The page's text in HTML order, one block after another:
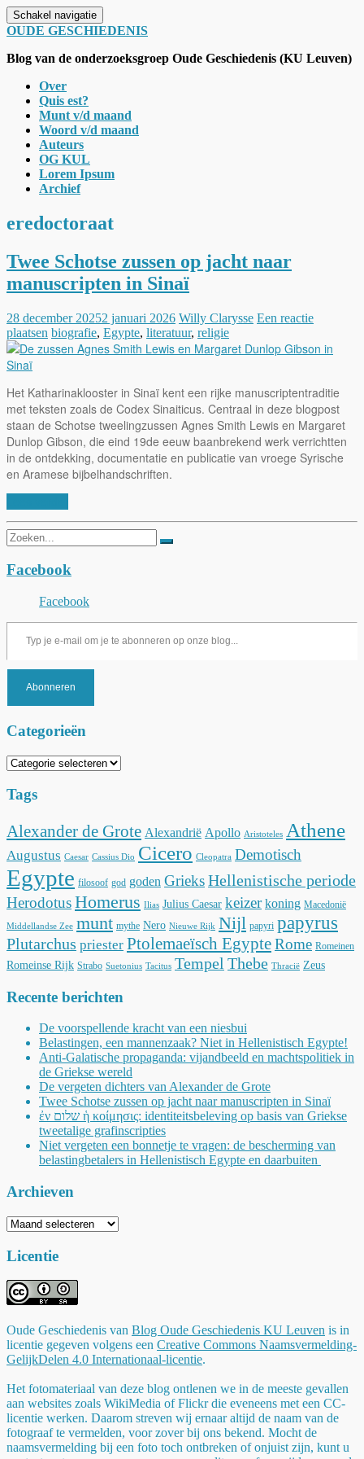
Schakel navigatie
OUDE GESCHIEDENIS
Blog van de onderzoeksgroep Oude Geschiedenis (KU Leuven)
Over
Quis est?
Munt v/d maand
Woord v/d maand
Auteurs
OG KUL
Lorem Ipsum
Archief
eredoctoraat
Twee Schotse zussen op jacht naar
manuscripten in Sinaï
28 december 20252 januari 2026 Willy Clarysse Een reactie
plaatsen biografie, Egypte, literatuur, religie
Het Katharinaklooster in Sinaï kent een rijke manuscriptentraditie
met teksten zoals de Codex Sinaiticus. Centraal in deze blogpost
staan de Schotse tweelingzussen Agnes Smith Lewis en Margaret
Dunlop Gibson, die eind 19de eeuw baanbrekend werk verrichtten
in de ontdekking, documentatie en publicatie van vroege Syrische
en Aramese bijbelhandschriften.
Zoeken
naar:
Facebook
Facebook
Typ je e-mail om je te abonneren op onze blog...
Abonneren
Categorieën
Categorieën
Tags
Alexander de Grote Alexandrië Apollo Aristoteles Athene
Augustus Caesar Cassius Dio Cicero Cleopatra Demotisch
Egypte filosoof god goden GrieksHellenistische periode
HerodotusHomerus Ilias Julius Caesar keizer koning Macedonië
Middellandse Zee munt mythe Nero Nieuwe Rijk Nijl papyri papyrus
Plutarchus priester Ptolemaeïsch EgypteRome Romeinen
Romeinse Rijk Strabo Suetonius Tacitus Tempel Thebe Thracië Zeus
Recente berichten
De voorspellende kracht van een niesbui
Belastingen, een mannenzaak? Niet in Hellenistisch Egypte!
Anti-Galatische propaganda: vijandbeeld en machtspolitiek in
de Griekse wereld
De vergeten dichters van Alexander de Grote
Twee Schotse zussen op jacht naar manuscripten in Sinaï
ἐν שלום ἡ κοίμησις: identiteitsbeleving op basis van Griekse
tweetalige grafinscripties
Niet vergeten een bonnetje te vragen: de bescherming van
belastingbetalers in Hellenistisch Egypte en daarbuiten
Archieven
Archieven
Licentie
Oude Geschiedenis van Blog Oude Geschiedenis KU Leuven is in
licentie gegeven volgens een Creative Commons Naamsvermelding-
GelijkDelen 4.0 Internationaal-licentie.
Het fotomateriaal van deze blog ontlenen we in de meeste gevallen
aan websites zoals WikiMedia of Flickr die eveneens met een CC-
licentie werken. Daarom streven wij ernaar altijd de naam van de
fotograaf te vermelden, voor zover bij ons bekend. Mocht de
naamsvermelding bij een foto toch ontbreken of onjuist zijn, kunt u